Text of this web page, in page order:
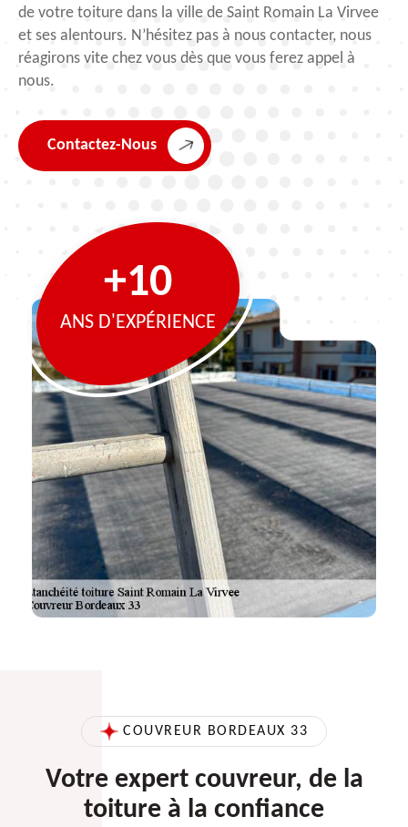
de votre toiture dans la ville de Saint Romain La Virvee
et ses alentours. N’hésitez pas à nous contacter, nous
réagirons vite chez vous dès que vous ferez appel à
nous.
Contactez-Nous
+10
ANS D'EXPÉRIENCE
COUVREUR BORDEAUX 33
Votre expert couvreur, de la
toiture à la confiance